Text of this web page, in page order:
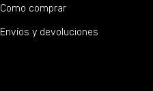
Como comprar
Envíos y devoluciones